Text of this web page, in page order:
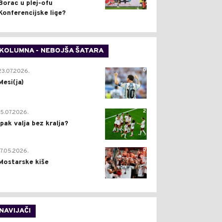
u plej-ofu
lige?
KOLUMNA - NEBOJŠA ŠATARA
0
2
valja bez kralja?
0
kiše
NAVIJAČI